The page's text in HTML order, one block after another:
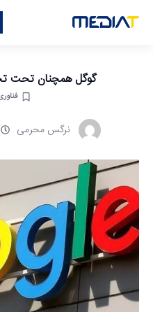
گوگل همچنان تحت
نرگس محرمی